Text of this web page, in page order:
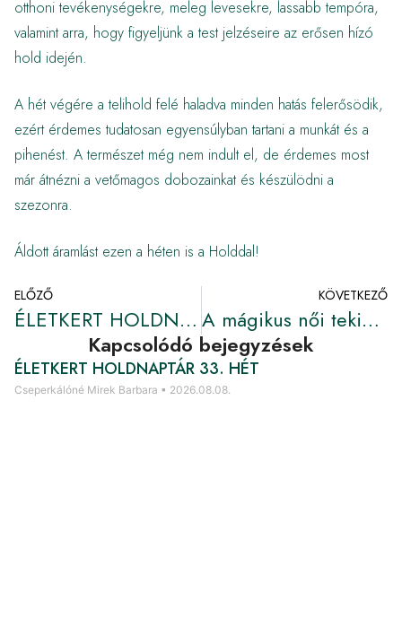
otthoni tevékenységekre, meleg levesekre, lassabb tempóra,
valamint arra, hogy figyeljünk a test jelzéseire az erősen hízó
hold idején.
A hét végére a telihold felé haladva minden hatás felerősödik,
ezért érdemes tudatosan egyensúlyban tartani a munkát és a
pihenést. A természet még nem indult el, de érdemes most
már átnézni a vetőmagos dobozainkat és készülödni a
szezonra.
Áldott áramlást ezen a héten is a Holddal!
ELŐZŐ
ÉLETKERT HOLDNAPTÁR 4. HÉT
KÖVETKEZŐ
A mágikus női tekintet ébresztő ereje – 2026.02.01. 23: 09 Telihold
Kapcsolódó bejegyzések
ÉLETKERT HOLDNAPTÁR 33. HÉT
Cseperkálóné Mirek Barbara 2026.08.08.